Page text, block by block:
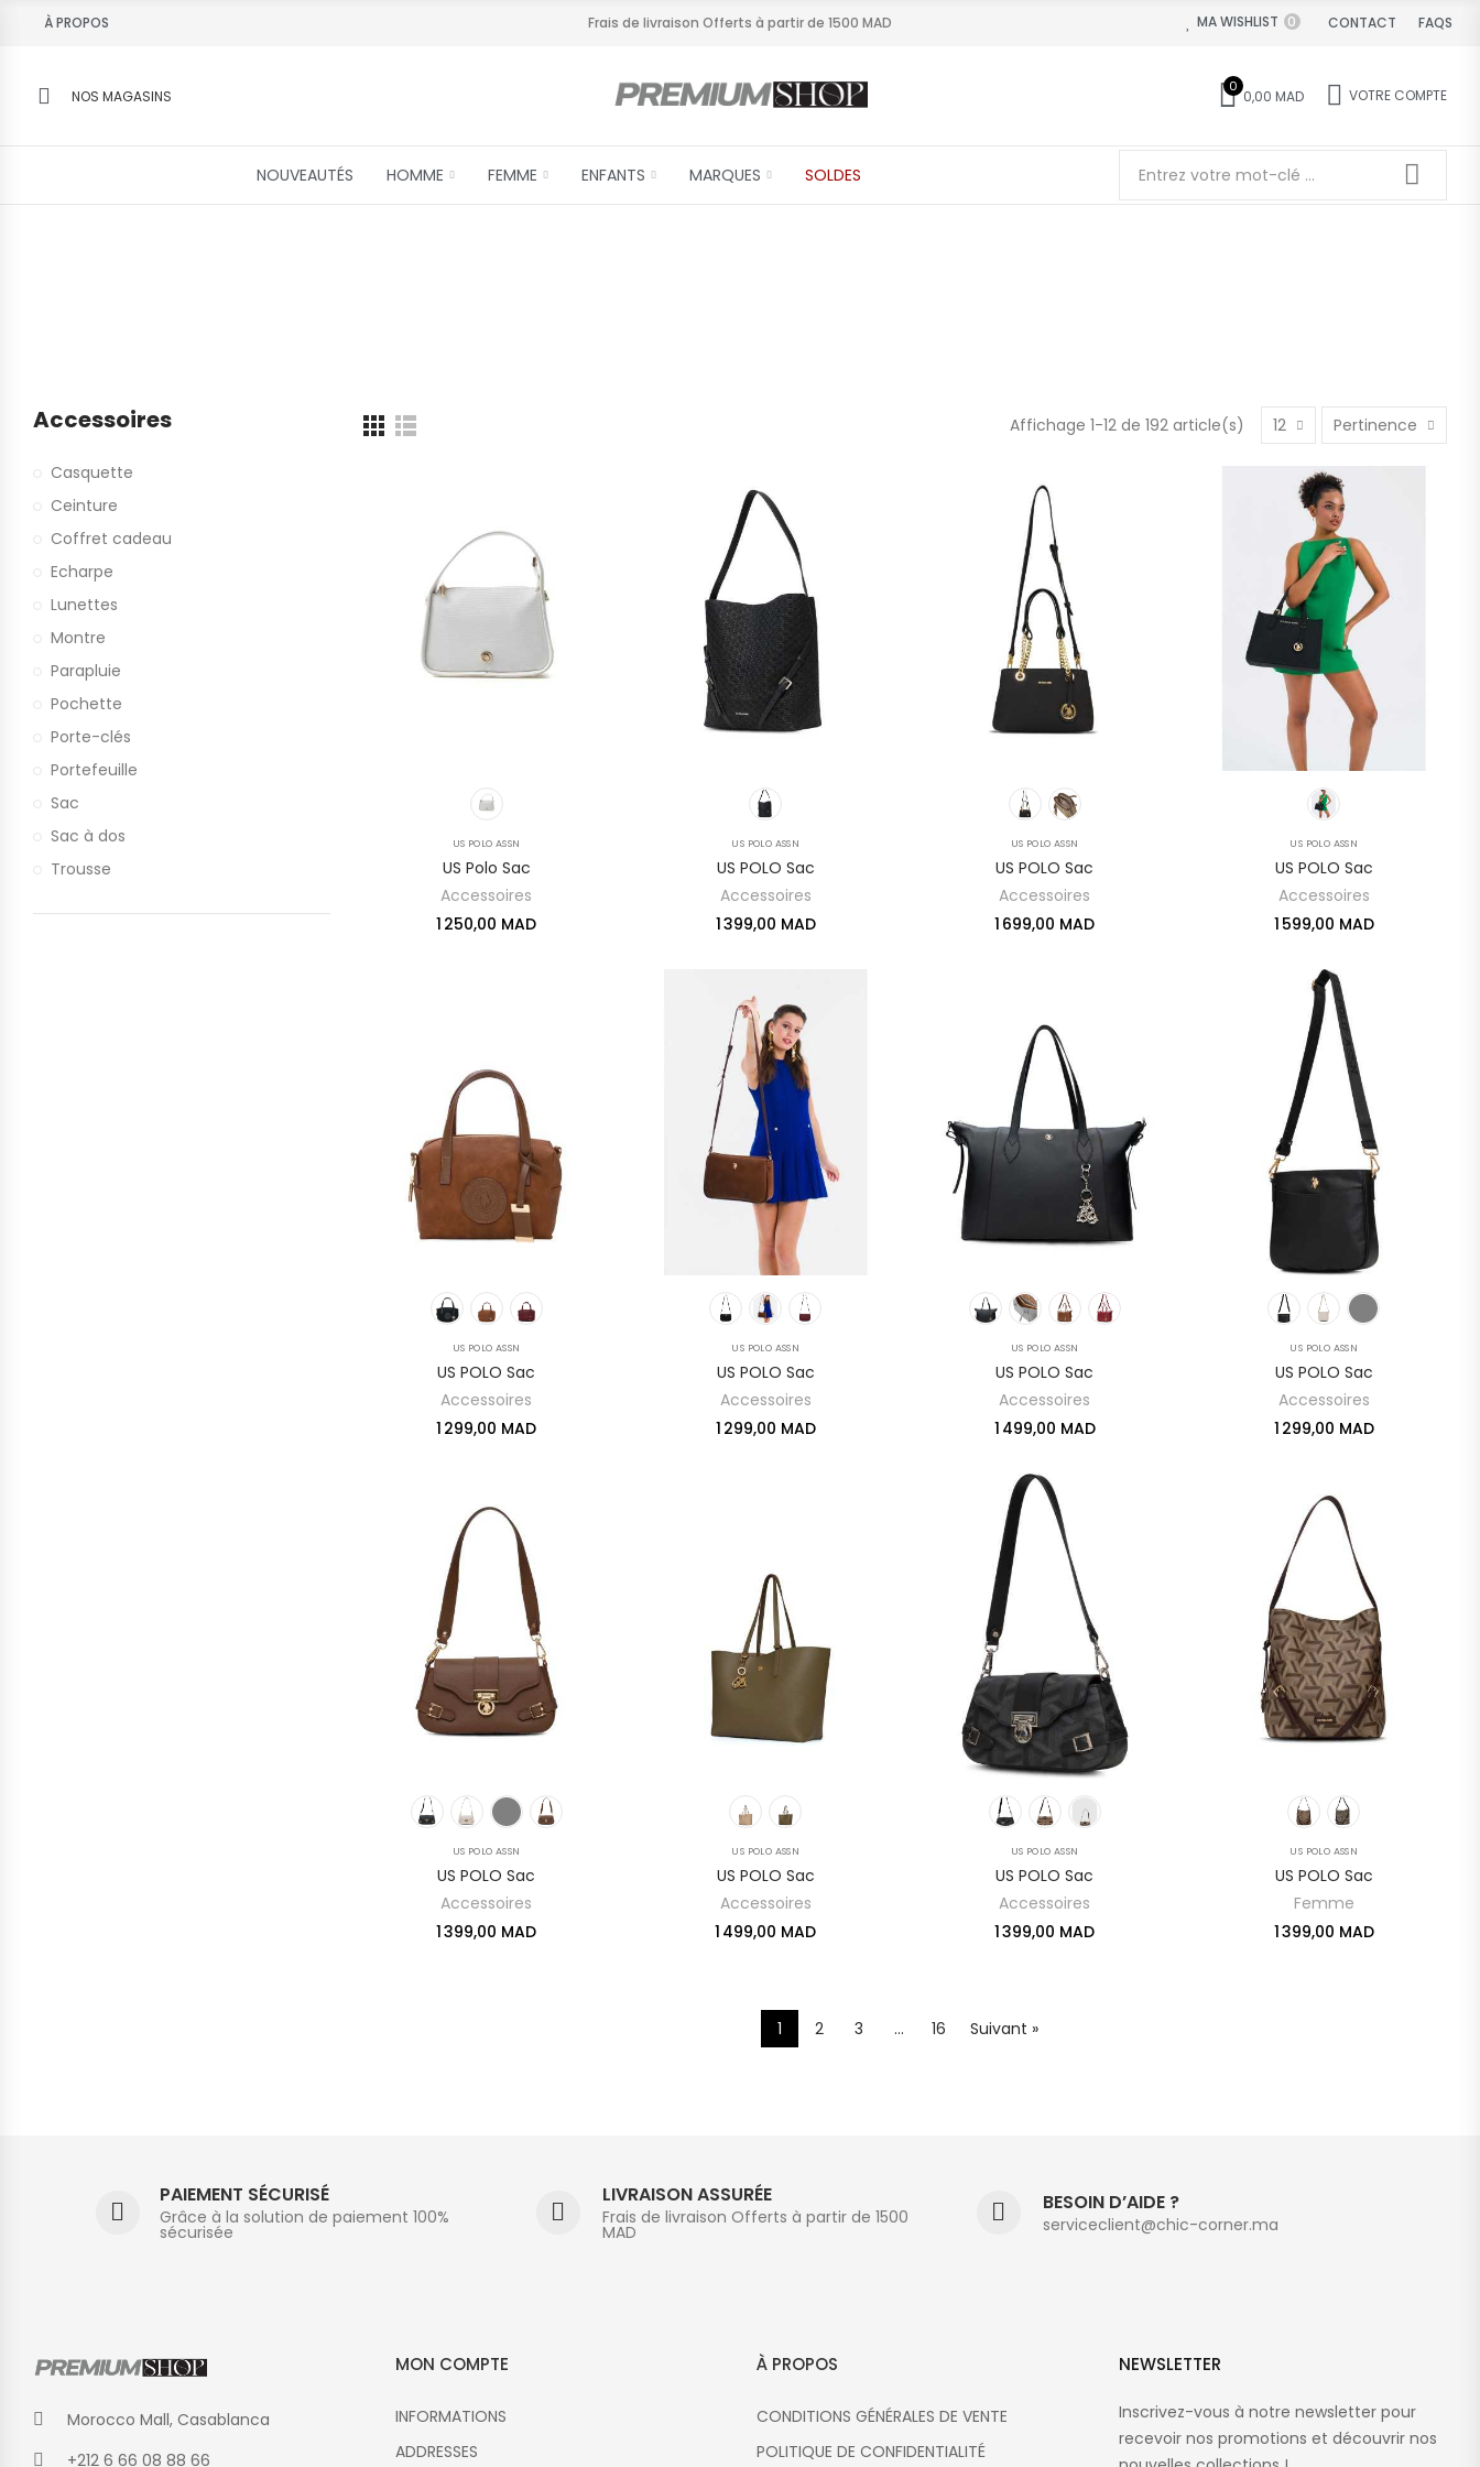
À PROPOS Frais de livraison Offerts à partir de 1500 MAD MA WISHLIST 0 CONTACT FAQS
NOS MAGASINS
0
0,00 MAD VOTRE COMPTE
NOUVEAUTÉS HOMME FEMME ENFANTS MARQUES SOLDES
Affichage 1-12 de 192 article(s) 12 Pertinence
US POLO ASSN
US Polo Sac
Accessoires
1 250,00 MAD
US POLO ASSN
US POLO Sac
Accessoires
1 399,00 MAD
US POLO ASSN
US POLO Sac
Accessoires
1 699,00 MAD
US POLO ASSN
US POLO Sac
Accessoires
1 599,00 MAD
US POLO ASSN
US POLO Sac
Accessoires
1 299,00 MAD
US POLO ASSN
US POLO Sac
Accessoires
1 299,00 MAD
US POLO ASSN
US POLO Sac
Accessoires
1 499,00 MAD
US POLO ASSN
US POLO Sac
Accessoires
1 299,00 MAD
US POLO ASSN
US POLO Sac
Accessoires
1 399,00 MAD
US POLO ASSN
US POLO Sac
Accessoires
1 499,00 MAD
US POLO ASSN
US POLO Sac
Accessoires
1 399,00 MAD
US POLO ASSN
US POLO Sac
Femme
1 399,00 MAD
1 2 3 … 16 Suivant »
Accessoires
Casquette
Ceinture
Coffret cadeau
Echarpe
Lunettes
Montre
Parapluie
Pochette
Porte-clés
Portefeuille
Sac
Sac à dos
Trousse
PAIEMENT SÉCURISÉ
Grâce à la solution de paiement 100%
sécurisée
LIVRAISON ASSURÉE
Frais de livraison Offerts à partir de 1500
MAD
BESOIN D’AIDE ?
serviceclient@chic-corner.ma
Morocco Mall, Casablanca
+212 6 66 08 88 66
MON COMPTE
INFORMATIONS
ADDRESSES
À PROPOS
CONDITIONS GÉNÉRALES DE VENTE
POLITIQUE DE CONFIDENTIALITÉ
NEWSLETTER
Inscrivez-vous à notre newsletter pour
recevoir nos promotions et découvrir nos